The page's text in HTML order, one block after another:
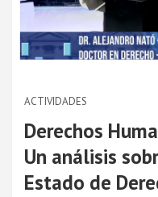
ACTIVIDADES
Derechos
Un análisis
Estado de